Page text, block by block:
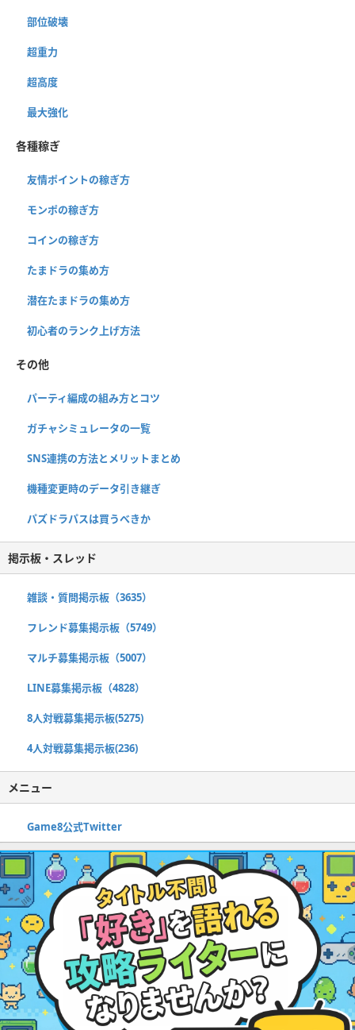
部位破壊
超重力
超高度
最大強化
各種稼ぎ
友情ポイントの稼ぎ方
モンポの稼ぎ方
コインの稼ぎ方
たまドラの集め方
潜在たまドラの集め方
初心者のランク上げ方法
その他
パーティ編成の組み方とコツ
ガチャシミュレータの一覧
SNS連携の方法とメリットまとめ
機種変更時のデータ引き継ぎ
パズドラパスは買うべきか
掲示板・スレッド
雑談・質問掲示板（3635）
フレンド募集掲示板（5749）
マルチ募集掲示板（5007）
LINE募集掲示板（4828）
8人対戦募集掲示板(5275)
4人対戦募集掲示板(236)
メニュー
Game8公式Twitter